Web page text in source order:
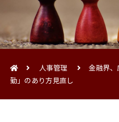
人事管理
金融界、
勤」のあり方見直し